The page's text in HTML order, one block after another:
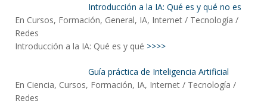
Introducción a la IA: Qué es y qué no es
En Cursos, Formación, General, IA, Internet / Tecnología /
Redes
Introducción a la IA: Qué es y qué >>>>
Guía práctica de Inteligencia Artificial
En Ciencia, Cursos, Formación, IA, Internet / Tecnología /
Redes